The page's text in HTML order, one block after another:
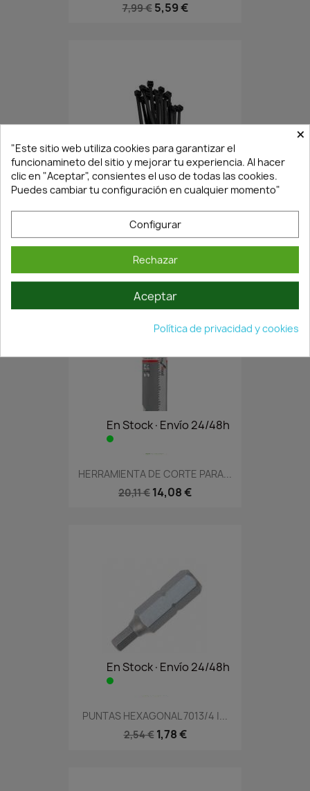
7,99 € 5,59 €
Agotado·Envío 7/14 días
BRIDA NEGRA 7.6X200MM -...
7,22 €5,06 €
En Stock·Envío 24/48h
HERRAMIENTA DE CORTE PARA...
20,11 € 14,08 €
En Stock·Envío 24/48h
PUNTAS HEXAGONAL 7013/4 |...
2,54 € 1,78 €
×
"Este sitio web utiliza cookies para garantizar el
funcionamineto del sitio y mejorar tu experiencia. Al hacer
clic en "Aceptar", consientes el uso de todas las cookies.
Puedes cambiar tu configuración en cualquier momento"
Configurar
Rechazar
Aceptar
Política de privacidad y cookies